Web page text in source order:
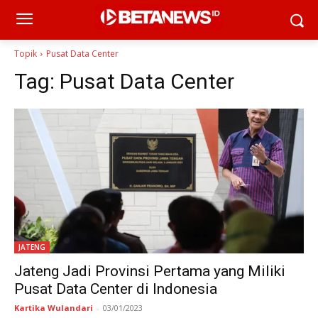
Topik Pusat Data Center
Tag: Pusat Data Center
JATENG
Jateng Jadi Provinsi Pertama yang Miliki
Pusat Data Center di Indonesia
Kartika Wulandari - 03/01/2023